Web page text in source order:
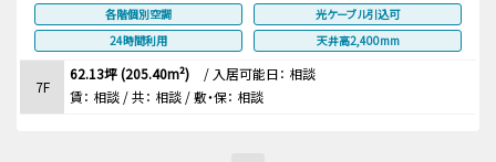
各階個別空調
光ケーブル引込可
24時間利用
天井高2,400mm
7F
62.13坪 (205.40m²) / 入居可能日： 相談
賃： 相談 / 共： 相談 / 敷・保： 相談